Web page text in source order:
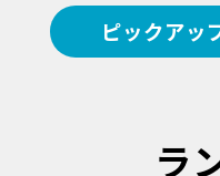
ピックアッ
ラ